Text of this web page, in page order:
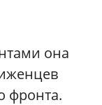
она
фронта.